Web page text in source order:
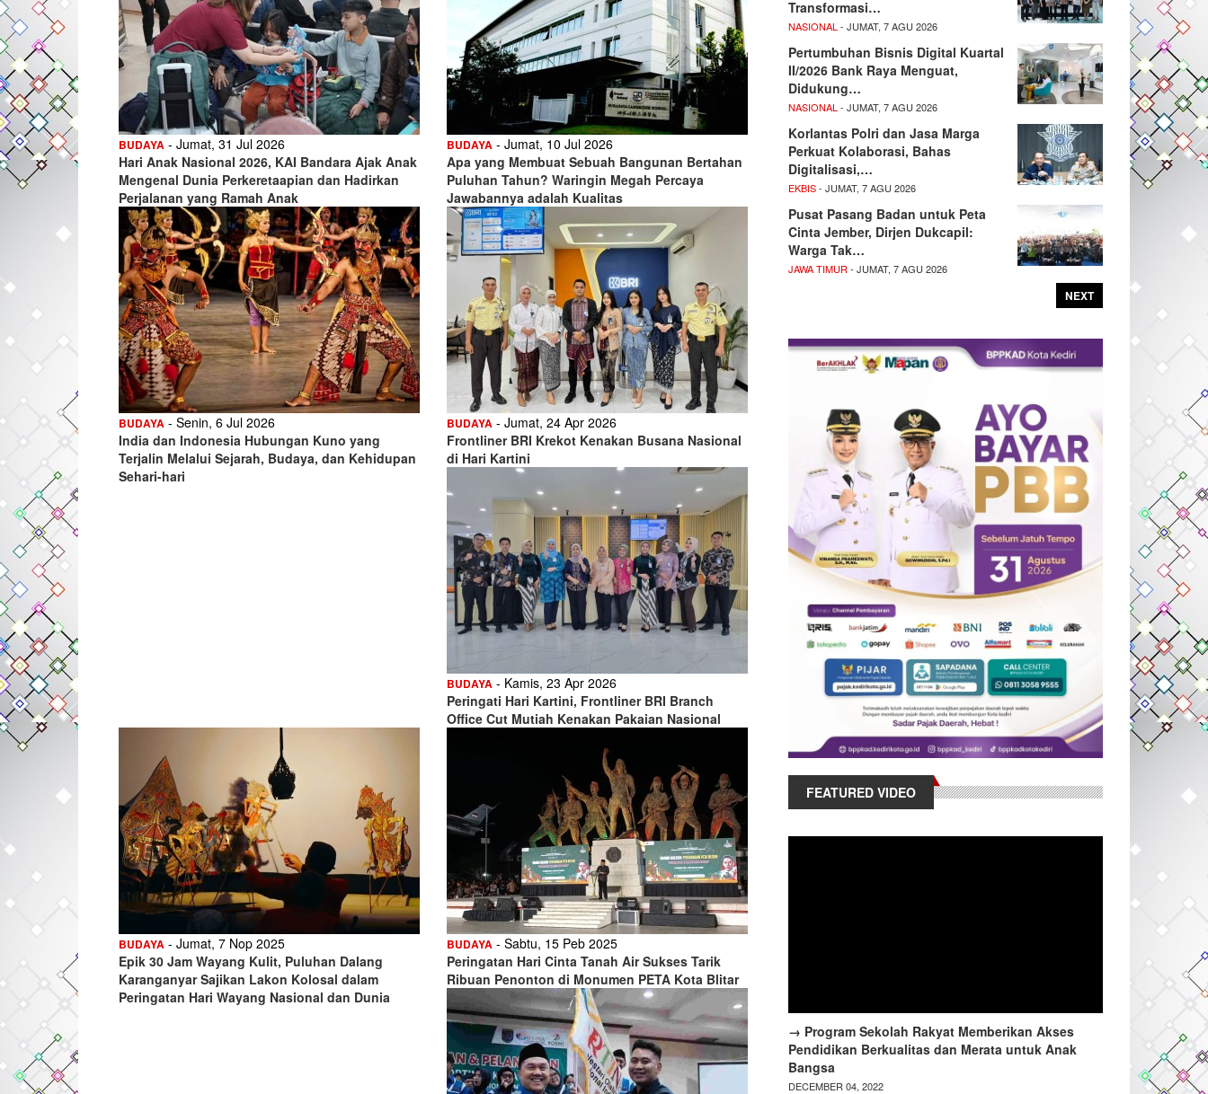
BUDAYA - Jumat, 31 Jul 2026
Hari Anak Nasional 2026, KAI Bandara Ajak Anak
Mengenal Dunia Perkeretaapian dan Hadirkan
Perjalanan yang Ramah Anak
BUDAYA - Jumat, 10 Jul 2026
Apa yang Membuat Sebuah Bangunan Bertahan
Puluhan Tahun? Waringin Megah Percaya
Jawabannya adalah Kualitas
BUDAYA - Senin, 6 Jul 2026
India dan Indonesia Hubungan Kuno yang
Terjalin Melalui Sejarah, Budaya, dan Kehidupan
Sehari-hari
BUDAYA - Jumat, 24 Apr 2026
Frontliner BRI Krekot Kenakan Busana Nasional
di Hari Kartini
BUDAYA - Kamis, 23 Apr 2026
Peringati Hari Kartini, Frontliner BRI Branch
Office Cut Mutiah Kenakan Pakaian Nasional
BUDAYA - Jumat, 7 Nop 2025
Epik 30 Jam Wayang Kulit, Puluhan Dalang
Karanganyar Sajikan Lakon Kolosal dalam
Peringatan Hari Wayang Nasional dan Dunia
BUDAYA - Sabtu, 15 Peb 2025
Peringatan Hari Cinta Tanah Air Sukses Tarik
Ribuan Penonton di Monumen PETA Kota Blitar
Transformasi…
NASIONAL - JUMAT, 7 AGU 2026
Pertumbuhan Bisnis Digital Kuartal
II/2026 Bank Raya Menguat,
Didukung…
NASIONAL - JUMAT, 7 AGU 2026
Korlantas Polri dan Jasa Marga
Perkuat Kolaborasi, Bahas
Digitalisasi,…
EKBIS- JUMAT, 7 AGU 2026
Pusat Pasang Badan untuk Peta
Cinta Jember, Dirjen Dukcapil:
Warga Tak…
JAWA TIMUR - JUMAT, 7 AGU 2026
NEXT
FEATURED VIDEO
→ Program Sekolah Rakyat Memberikan Akses
Pendidikan Berkualitas dan Merata untuk Anak
Bangsa
DECEMBER 04, 2022